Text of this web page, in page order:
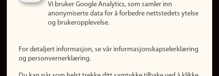
Om nettstedet
Informasjonskapsler
Personvern
Vi bruker Google Analytics, som samler inn
anonymiserte data for å forbedre nettstedets ytelse
og brukeropplevelse.
For detaljert informasjon, se vår informasjonskapselerklæring
og personvernerklæring.